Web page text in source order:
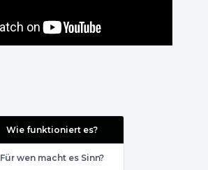
Wie funktioniert es?
Für wen macht es Sinn?